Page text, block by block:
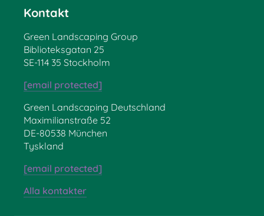
Kontakt
Green Landscaping Group
Biblioteksgatan 25
SE-114 35 Stockholm
[email protected]
Green Landscaping Deutschland
Maximilianstraße 52
DE-80538 München
Tyskland
[email protected]
Alla kontakter